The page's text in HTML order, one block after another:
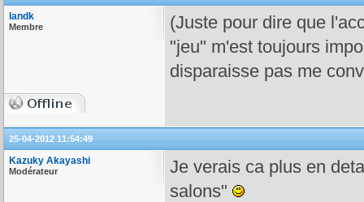
landk
Membre
(Juste pour dire que
"jeu" m'est toujours
disparaisse pas me
25-04-2012 11:54:49
Kazuky Akayashi
Modérateur
Je verais ca plus en
salons"